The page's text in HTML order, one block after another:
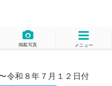
掲載写真 メニュー
令和８年７月１２日付